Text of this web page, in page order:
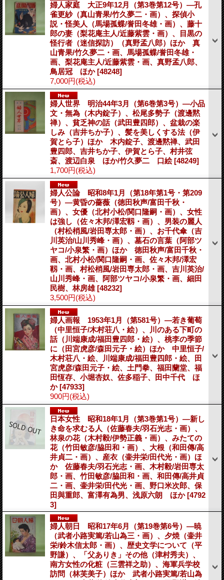
婦人家庭 大正9年12月（第3巻第12号）―孔
雀更紗（真山青果/竹久夢二・画）、探偵小
説・怪美人（馬場孤蝶/誉田冬雄・画）、藤十
郎の妻（梨花庵主人/近藤紫雲・画）、目黒の
怪行者（迷信探訪）（真野孟八郎）ほか 真
山青果/竹久夢二・画、馬場孤蝶/誉田冬雄・
画、梨花庵主人/近藤紫雲・画、真野孟八郎、
鳥居冠 ほか[48248]
7,000円(税込)
婦人世界 明治44年3月（第6巻第3号）―小品
文・無為（木内錠子）、松尾多勢子（渡邊黙
禅）、貧乏神の話（武田豊四郎）、盆栽の楽
しみ（吉井ちか子）、髪を美しくする法（伊
賀とら子）ほか 木内錠子、渡邊黙禅、武田
豊四郎、吉井ちか子、伊賀とら子、村井弦
斎、渡辺白泉 ほか/竹久夢二 口絵[48249]
1,700円(税込)
婦人公論 昭和8年1月（第18年第1号・第209
号）―黄昏の薔薇（徳田秋声/富田千秋・
画）、女優（北村小松/関口隆嗣・画）、女性
は強し（佐々木邦/澤宏靱・画）、男装の麗人
（村松梢風/岩田専太郎・画）、お千代傘（吉
川英治/山川秀峰・画）、墓石の言葉（阿部ツ
ヤコ/小泉繁・画）ほか 徳田秋声/富田千秋・
画、北村小松/関口隆嗣・画、佐々木邦/澤宏
靱・画、村松梢風/岩田専太郎・画、吉川英治/
山川秀峰・画、阿部ツヤコ/小泉繁・画、細田
民樹、林房雄[48232]
3,500円(税込)
婦人画報 1953年1月（第581号）―若き葡萄
（中里恒子/木村荘八・絵）、川のある下町の
話（川端康成/福田豊四郎・絵）、桃李の季節
に（田宮虎彦/森田元子・絵）ほか 中里恒子/
木村荘八・絵、川端康成/福田豊四郎・絵、田
宮虎彦/森田元子・絵、土門拳、福田蘭堂、福
田恆存、小堀杏奴、佐多稲子、田中千代 ほ
か[47933]
900円(税込)
日本女性 昭和18年1月（第3巻第1号）―新し
き命を求むる人（佐藤春夫/羽石光志・画）、
林泉の花（木村毅/伊勢正義・画）、みたての
花（竹田敏彦/脇田和・画）、大根（和田傳/高
井貞二・画）、産衣（壷井栄/田代光・画）ほ
か 佐藤春夫/羽石光志・画、木村毅/岩田専太
郎・画、竹田敏彦/脇田和・画、和田傳/高井貞
二・画、壷井栄/田代光・画、野口米次郎、保
田與重郎、富澤有為男、浅原六朗 ほか[4792
3]
婦人朝日 昭和17年6月（第19巻第6号）―暁
（武者小路実篤/若山為三・画）、夕焼（壷井
栄/鈴木信太郎・画）、歴史文学について（平
野謙）、「父ありき」その他（津村秀夫）、
南方女性の化粧（三雲祥之助）、海軍兵学校
訪問（林芙美子）ほか 武者小路実篤/若山為